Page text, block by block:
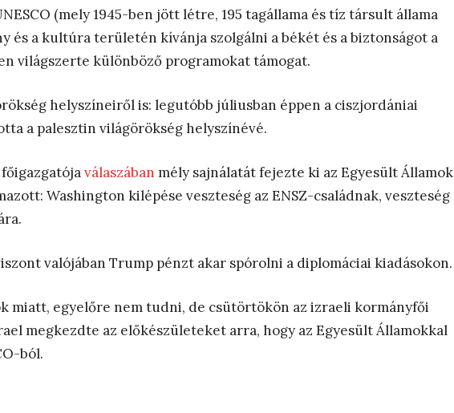
(mely 1945-ben jött létre, 195 tagállama és tíz társult állama
és a kultúra területén kívánja szolgálni a békét és a biztonságot a
világszerte különböző programokat támogat.
helyszíneiről is: legutóbb júliusban éppen a ciszjordániai
a palesztin világörökség helyszínévé.
főigazgatójaválaszában mély sajnálatát fejezte ki az Egyesült Államok
Washington kilépése veszteség az ENSZ-családnak, veszteség
valójában Trump pénzt akar spórolni a diplomáciai kiadásokon.
miatt, egyelőre nem tudni, de csütörtökön az izraeli kormányfői
megkezdte az előkészületeket arra, hogy az Egyesült Államokkal
ból.